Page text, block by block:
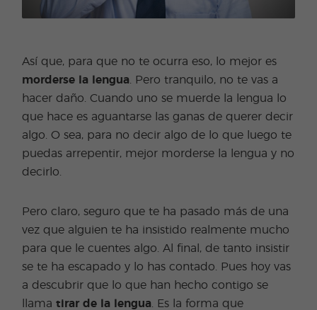
Así que, para que no te ocurra eso, lo mejor es
morderse la lengua . Pero tranquilo, no te vas a
hacer daño. Cuando uno se muerde la lengua lo
que hace es aguantarse las ganas de querer decir
algo. O sea, para no decir algo de lo que luego te
puedas arrepentir, mejor morderse la lengua y no
decirlo.
Pero claro, seguro que te ha pasado más de una
vez que alguien te ha insistido realmente mucho
para que le cuentes algo. Al final, de tanto insistir
se te ha escapado y lo has contado. Pues hoy vas
a descubrir que lo que han hecho contigo se
llamatirar de la lengua . Es la forma que